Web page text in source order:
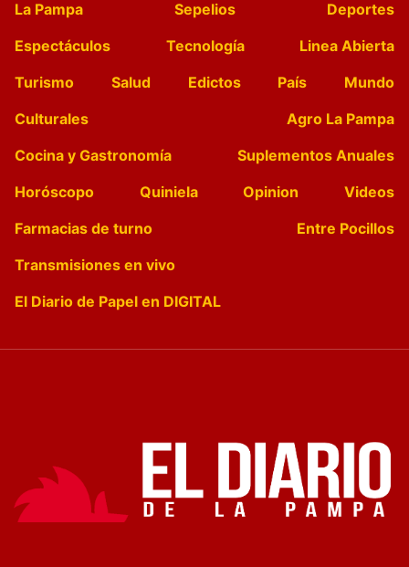
La Pampa Sepelios
Deportes
Espectáculos
Tecnología
Linea Abierta
Turismo
Salud Edictos País
Mundo
Culturales
Agro La Pampa
Cocina y Gastronomía
Suplementos Anuales
Horóscopo
Quiniela Opinion
Videos
Farmacias de turno
Entre Pocillos
Transmisiones en vivo
El Diario de Papel en DIGITAL